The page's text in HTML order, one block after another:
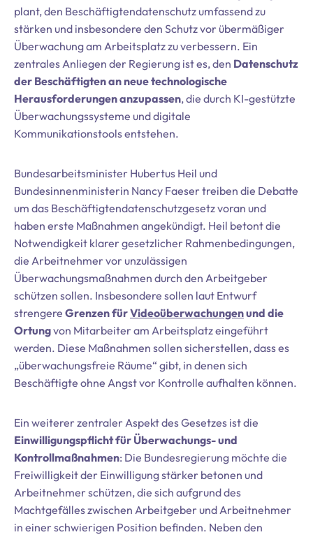
plant, den Beschäftigtendatenschutz umfassend zu
stärken und insbesondere den Schutz vor übermäßiger
Überwachung am Arbeitsplatz zu verbessern. Ein
zentrales Anliegen der Regierung ist es, den Datenschutz
der Beschäftigten an neue technologische
Herausforderungen anzupassen, die durch KI-gestützte
Überwachungssysteme und digitale
Kommunikationstools entstehen.
Bundesarbeitsminister Hubertus Heil und
Bundesinnenministerin Nancy Faeser treiben die Debatte
um das Beschäftigtendatenschutzgesetz voran und
haben erste Maßnahmen angekündigt. Heil betont die
Notwendigkeit klarer gesetzlicher Rahmenbedingungen,
die Arbeitnehmer vor unzulässigen
Überwachungsmaßnahmen durch den Arbeitgeber
schützen sollen. Insbesondere sollen laut Entwurf
strengere Grenzen fürVideoüberwachungenund die
Ortungvon Mitarbeiter am Arbeitsplatz eingeführt
werden. Diese Maßnahmen sollen sicherstellen, dass es
„überwachungsfreie Räume“ gibt, in denen sich
Beschäftigte ohne Angst vor Kontrolle aufhalten können.
Ein weiterer zentraler Aspekt des Gesetzes ist die
Einwilligungspflicht für Überwachungs- und
Kontrollmaßnahmen: Die Bundesregierung möchte die
Freiwilligkeit der Einwilligung stärker betonen und
Arbeitnehmer schützen, die sich aufgrund des
Machtgefälles zwischen Arbeitgeber und Arbeitnehmer
in einer schwierigen Position befinden. Neben den